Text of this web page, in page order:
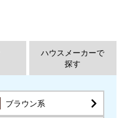
ハウスメーカーで
探す
ブラウン系